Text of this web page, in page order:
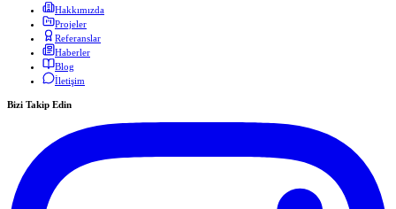
Hakkımızda
Projeler
Referanslar
Haberler
Blog
İletişim
Bizi Takip Edin